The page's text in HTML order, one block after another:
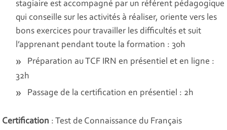
stagiaire est accompagné par un référent pédagogique
qui conseille sur les activités à réaliser, oriente vers les
bons exercices pour travailler les difficultés et suit
l’apprenant pendant toute la formation : 30h
Préparation au TCF IRN en présentiel et en ligne :
32h
Passage de la certification en présentiel : 2h
Certification : Test de Connaissance du Français